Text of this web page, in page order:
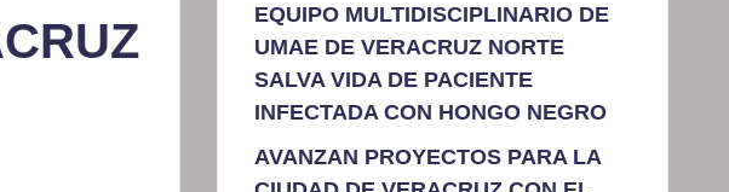
EQUIPO MULTIDISCIPLINARIO DE
UMAE DE VERACRUZ NORTE
SALVA VIDA DE PACIENTE
INFECTADA CON HONGO NEGRO
AVANZAN PROYECTOS PARA LA